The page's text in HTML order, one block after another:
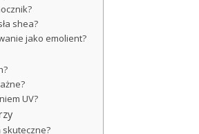
shea?
jako emolient?
UV?
skuteczne?